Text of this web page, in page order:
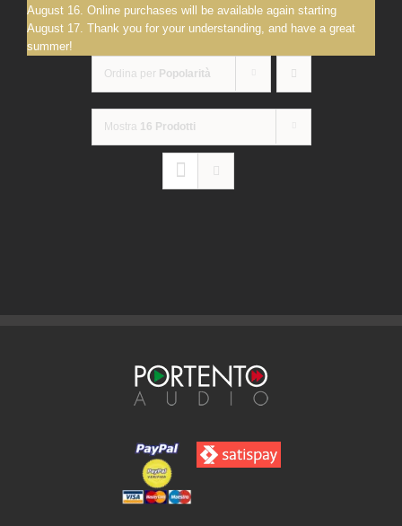
August 16. Online purchases will be available again starting
August 17. Thank you for your understanding, and have a great
summer!
Ordina per Popolarità
Mostra 16 Prodotti